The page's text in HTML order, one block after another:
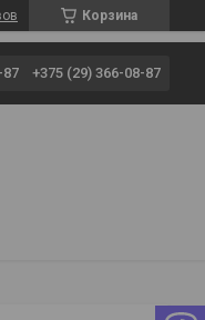
Корзина
87 +375 (29) 366-08-87